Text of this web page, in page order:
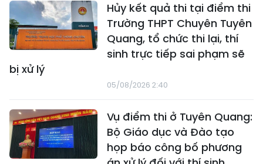
Hủy kết quả thi tại điểm thi
Trường THPT Chuyên Tuyên
Quang, tổ chức thi lại, thí
sinh trực tiếp sai phạm sẽ
bị xử lý
05/08/2026 2:40
Vụ điểm thi ở Tuyên Quang:
Bộ Giáo dục và Đào tạo
họp báo công bố phương